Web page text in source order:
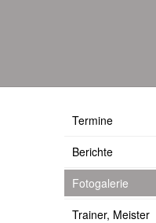
Termine
Berichte
Fotogalerie
Trainer, Meister